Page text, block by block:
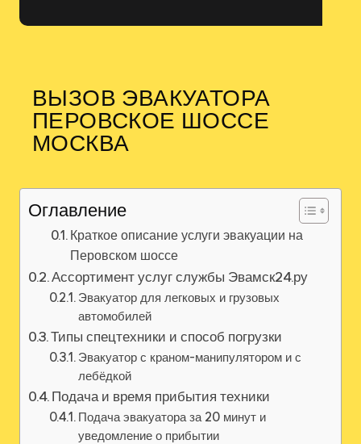
ВЫЗОВ ЭВАКУАТОРА
ПЕРОВСКОЕ ШОССЕ
МОСКВА
Оглавление
Краткое описание услуги эвакуации на
Перовском шоссе
Ассортимент услуг службы Эвамск24.ру
Эвакуатор для легковых и грузовых
автомобилей
Типы спецтехники и способ погрузки
Эвакуатор с краном-манипулятором и с
лебёдкой
Подача и время прибытия техники
Подача эвакуатора за 20 минут и
уведомление о прибытии